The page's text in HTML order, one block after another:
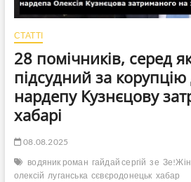
в
особливо
БЕБ
повідомило
про
підозру
причетним
СТАТТІ
28 помічників, серед
підсудний за
нардепу Кузнєцову
хабарі
08.08.2025
водяник роман гайдай сергій зе
олексій луганська сєвєродонецьк хабар